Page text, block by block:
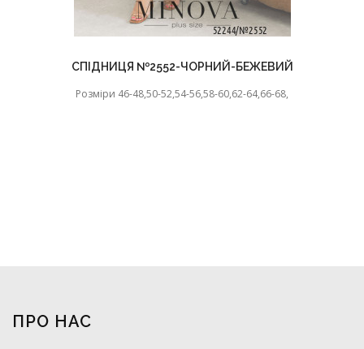
СПІДНИЦЯ №2552-ЧОРНИЙ-БЕЖЕВИЙ
Розміри 46-48,50-52,54-56,58-60,62-64,66-68,
ПРО НАС